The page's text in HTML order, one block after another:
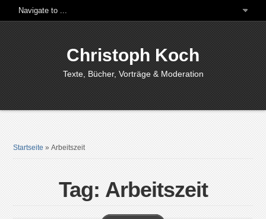
Christoph Koch
Texte, Bücher, Vorträge & Moderation
Startseite »Arbeitszeit
Tag: Arbeitszeit